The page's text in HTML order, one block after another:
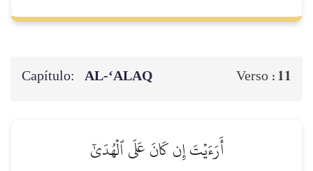
Capítulo: AL‑‘ALAQ Verso : 11
أَرَءَيۡتَ إِن كَانَ عَلَى ٱلۡهُدَىٰٓ